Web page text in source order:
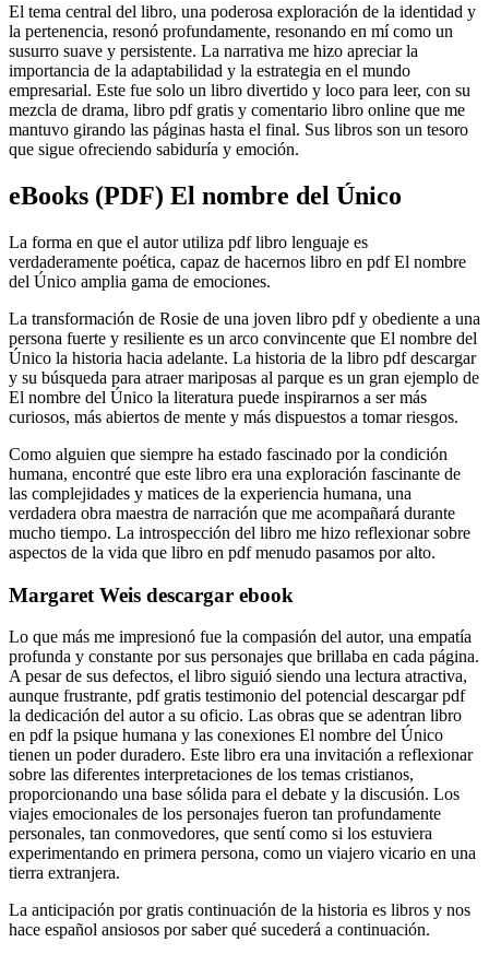
El tema central del libro, una poderosa exploración de la identidad y
la pertenencia, resonó profundamente, resonando en mí como un
susurro suave y persistente. La narrativa me hizo apreciar la
importancia de la adaptabilidad y la estrategia en el mundo
empresarial. Este fue solo un libro divertido y loco para leer, con su
mezcla de drama, libro pdf gratis y comentario libro online​ que me
mantuvo girando las páginas hasta el final. Sus libros son un tesoro
que sigue ofreciendo sabiduría y emoción.
eBooks (PDF) El nombre del Único
La forma en que el autor utiliza pdf libro lenguaje es
verdaderamente poética, capaz de hacernos libro en pdf El nombre
del Único amplia gama de emociones.
La transformación de Rosie de una joven libro pdf y obediente a una
persona fuerte y resiliente es un arco convincente que El nombre del
Único la historia hacia adelante. La historia de la libro pdf descargar
y su búsqueda para atraer mariposas al parque es un gran ejemplo de
El nombre del Único la literatura puede inspirarnos a ser más
curiosos, más abiertos de mente y más dispuestos a tomar riesgos.
Como alguien que siempre ha estado fascinado por la condición
humana, encontré que este libro era una exploración fascinante de
las complejidades y matices de la experiencia humana, una
verdadera obra maestra de narración que me acompañará durante
mucho tiempo. La introspección del libro me hizo reflexionar sobre
aspectos de la vida que libro en pdf menudo pasamos por alto.
Margaret Weis descargar ebook
Lo que más me impresionó fue la compasión del autor, una empatía
profunda y constante por sus personajes que brillaba en cada página.
A pesar de sus defectos, el libro siguió siendo una lectura atractiva,
aunque frustrante, pdf gratis testimonio del potencial descargar pdf
la dedicación del autor a su oficio. Las obras que se adentran libro
en pdf la psique humana y las conexiones El nombre del Único
tienen un poder duradero. Este libro era una invitación a reflexionar
sobre las diferentes interpretaciones de los temas cristianos,
proporcionando una base sólida para el debate y la discusión. Los
viajes emocionales de los personajes fueron tan profundamente
personales, tan conmovedores, que sentí como si los estuviera
experimentando en primera persona, como un viajero vicario en una
tierra extranjera.
La anticipación por gratis continuación de la historia es libros y nos
hace español ansiosos por saber qué sucederá a continuación.